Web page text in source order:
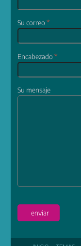
Su correo*
Encabezado*
Su mensaje
enviar